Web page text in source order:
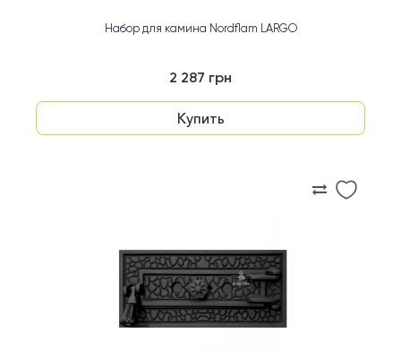
Набор для камина Nordflam LARGO
2 287 грн
Купить